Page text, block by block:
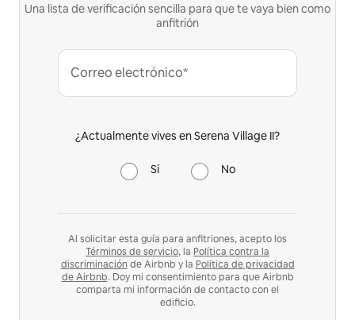
Una lista de verificación sencilla para que te vaya bien como
anfitrión
Correo electrónico*
¿Actualmente vives en Serena Village II?
Sí No
Al solicitar esta guía para anfitriones, acepto los
Términos de servicio, la Política contra la
discriminación de Airbnb y la Política de privacidad
de Airbnb. Doy mi consentimiento para que Airbnb
comparta mi información de contacto con el
edificio.